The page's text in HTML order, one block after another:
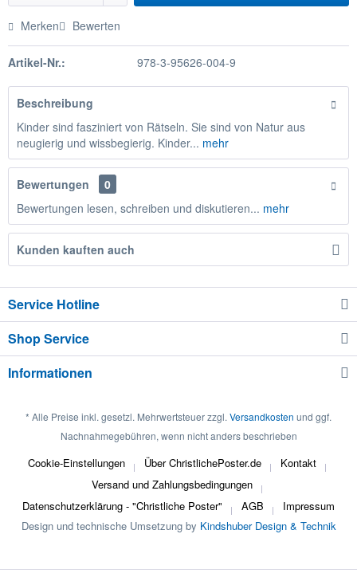
Merken Bewerten
Artikel-Nr.: 978-3-95626-004-9
Beschreibung
Kinder sind fasziniert von Rätseln. Sie sind von Natur aus
neugierig und wissbegierig. Kinder... mehr
Bewertungen
0
Bewertungen lesen, schreiben und diskutieren... mehr
Kunden kauften auch
Service Hotline
Shop Service
Informationen
* Alle Preise inkl. gesetzl. Mehrwertsteuer zzgl. Versandkosten und ggf.
Nachnahmegebühren, wenn nicht anders beschrieben
Cookie-Einstellungen Über ChristlichePoster.de
Kontakt
Versand und Zahlungsbedingungen
Datenschutzerklärung - "Christliche Poster"
AGB
Impressum
Design und technische Umsetzung by Kindshuber Design & Technik